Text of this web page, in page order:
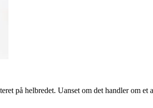
på helbredet. Uanset om det handler om